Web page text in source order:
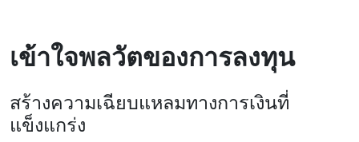
เข้าใจพลวัตของการลงทุน
สร้างความเฉียบแหลมทางการเงินที่
แข็งแกร่ง